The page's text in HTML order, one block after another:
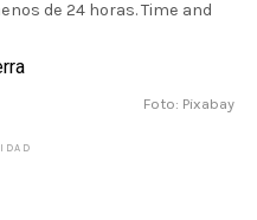
de 24 horas. Time and
Foto: Pixabay